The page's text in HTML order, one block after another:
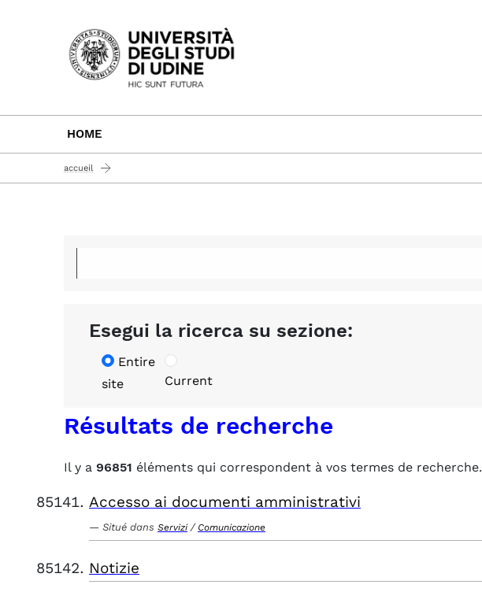
Passa al contenuto principale
HOME
accueil
Esegui la ricerca su sezione:
Entire
site
Current
Résultats de recherche
Il y a 96851 éléments qui correspondent à vos termes de recherche.
Accesso ai documenti amministrativi
Situé dans Servizi / Comunicazione
Notizie